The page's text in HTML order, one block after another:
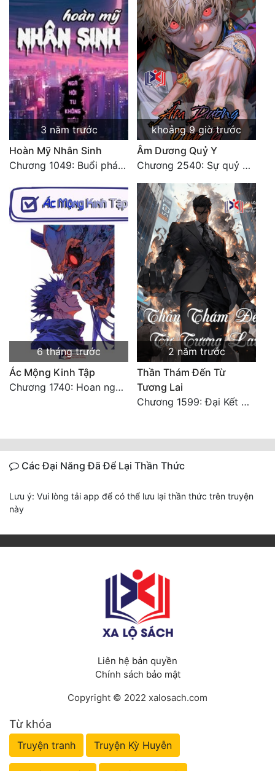
3 năm trước
Hoàn Mỹ Nhân Sinh
Chương 1049: Buổi phát sóng trực tiếp của Hàn Phi (2)
khoảng 9 giờ trước
Âm Dương Quỷ Y
Chương 2540: Sự quỷ dị của Lý Trường Phong
6 tháng trước
Ác Mộng Kinh Tập
Chương 1740: Hoan nghênh về nhà (chương cuối)
2 năm trước
Thần Thám Đến Từ
Tương Lai
Chương 1599: Đại Kết Cục (Hoàn)
Các Đại Năng Đã Để Lại Thần Thức
Lưu ý: Vui lòng tải app để có thể lưu lại thần thức trên truyện
này
Liên hệ bản quyền
Chính sách bảo mật
Copyright © 2022 xalosach.com
Từ khóa
Truyện tranh Truyện Kỳ Huyễn